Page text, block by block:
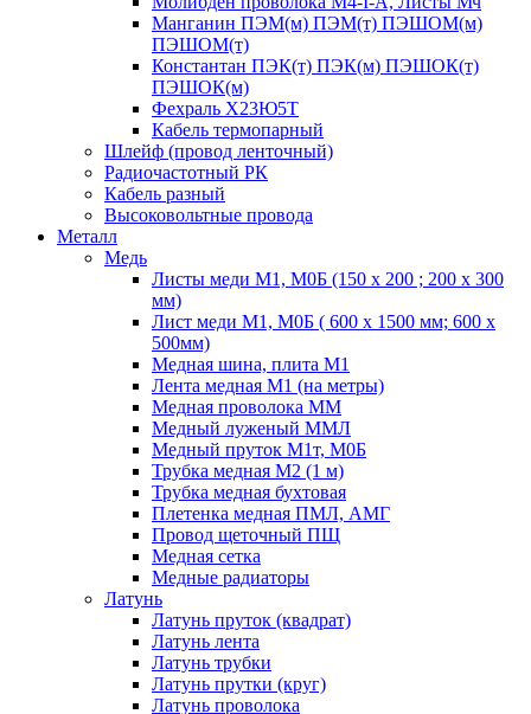
Манганин ПЭМ(м) ПЭМ(т) ПЭШОМ(м)
ПЭШОМ(т)
Константан ПЭК(т) ПЭК(м) ПЭШОК(т)
ПЭШОК(м)
Фехраль Х23Ю5Т
Кабель термопарный
Шлейф (провод ленточный)
Радиочастотный РК
Кабель разный
Высоковольтные провода
Металл
Медь
Листы меди М1, М0Б (150 х 200 ; 200 х 300
мм)
Лист меди М1, М0Б ( 600 х 1500 мм; 600 х
500мм)
Медная шина, плита М1
Лента медная М1 (на метры)
Медная проволока ММ
Медный луженый ММЛ
Медный пруток М1т, М0Б
Трубка медная М2 (1 м)
Трубка медная бухтовая
Плетенка медная ПМЛ, АМГ
Провод щеточный ПЩ
Медная сетка
Медные радиаторы
Латунь
Латунь пруток (квадрат)
Латунь лента
Латунь трубки
Латунь прутки (круг)
Латунь проволока